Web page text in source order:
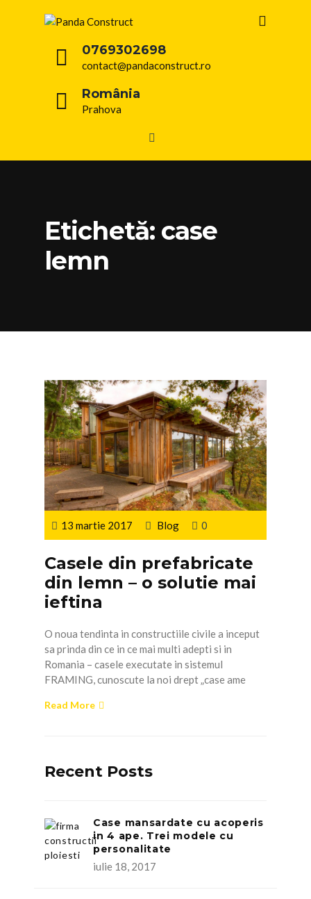
0769302698
contact@pandaconstruct.ro
România
Prahova
Etichetă: case
lemn
13 martie 2017 Blog 0
Casele din prefabricate
din lemn – o solutie mai
ieftina
O noua tendinta in constructiile civile a inceput
sa prinda din ce in ce mai multi adepti si in
Romania – casele executate in sistemul
FRAMING, cunoscute la noi drept „case ame
Read More
Recent Posts
Case mansardate cu acoperis
in 4 ape. Trei modele cu
personalitate
iulie 18, 2017